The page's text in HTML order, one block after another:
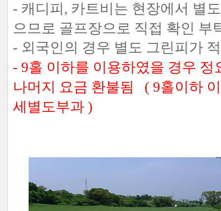
- 캐디피, 카트비는 현장에서 별
으므로 골프장으로 직접 확인 부
- 외국인의 경우 별도 그린피가
- 9홀 이하를 이용하였을 경우
나머지 요금 환불됨 ( 9홀이하
세별도부과 )